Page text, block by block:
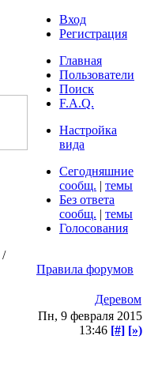
Вход
Регистрация
Главная
Пользователи
Поиск
F.A.Q.
Настройка
вида
Сегодняшние
сообщ. | темы
Без ответа
сообщ. | темы
Голосования
/
Правила форумов
Деревом
Пн, 9 февраля 2015
13:46 [#] [»)